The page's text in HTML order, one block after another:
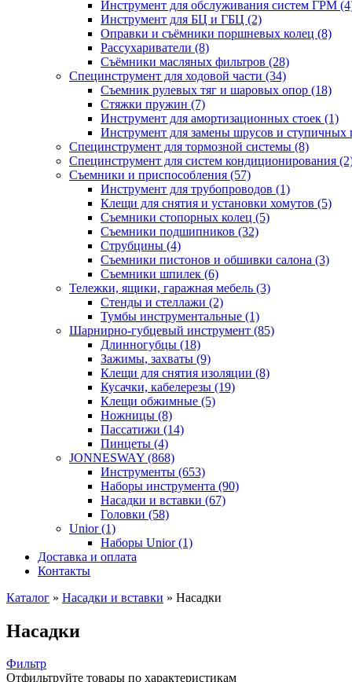
Инструмент для обслуживания систем ГРМ
Инструмент для БЦ и ГБЦ (2)
Оправки и съёмники поршневых колец (8)
Рассухариватели (8)
Съёмники масляных фильтров (28)
Специнструмент для ходовой части (34)
Съемник рулевых тяг и шаровых опор (18)
Стяжки пружин (7)
Инструмент для амортизационных стоек (1)
Инструмент для замены шрусов и
Специнструмент для тормозной системы (8)
Специнструмент для систем кондиционирования
Съемники и приспособления (57)
Инструмент для трубопроводов (1)
Клещи для снятия и установки хомутов (5)
Съемники стопорных колец (5)
Съемники подшипников (32)
Струбцины (4)
Съемники пистонов и обшивки салона (3)
Съемники шпилек (6)
Тележки, ящики, гаражная мебель (3)
Cтенды и стеллажи (2)
Тумбы инструментальные (1)
Шарнирно-губцевый инструмент (85)
Длинногубцы (18)
Зажимы, захваты (9)
Клещи для снятия изоляции (8)
Кусачки, кабелерезы (19)
Клещи обжимные (5)
Ножницы (8)
Пассатижи (14)
Пинцеты (4)
JONNESWAY (868)
Инструменты (653)
Наборы инструмента (90)
Насадки и вставки (67)
Головки (58)
Unior (1)
Наборы Unior (1)
Доставка и оплата
Контакты
Каталог » Насадки и вставки » Насадки
Насадки
Фильтр
Отфильтруйте товары по характеристикам